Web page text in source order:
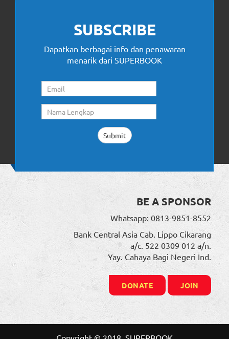
SUBSCRIBE
Dapatkan berbagai info dan penawaran
menarik dari SUPERBOOK
BE A SPONSOR
Whatsapp: 0813-9851-8552
Bank Central Asia Cab. Lippo Cikarang
a/c. 522 0309 012 a/n.
Yay. Cahaya Bagi Negeri Ind.
DONATE JOIN